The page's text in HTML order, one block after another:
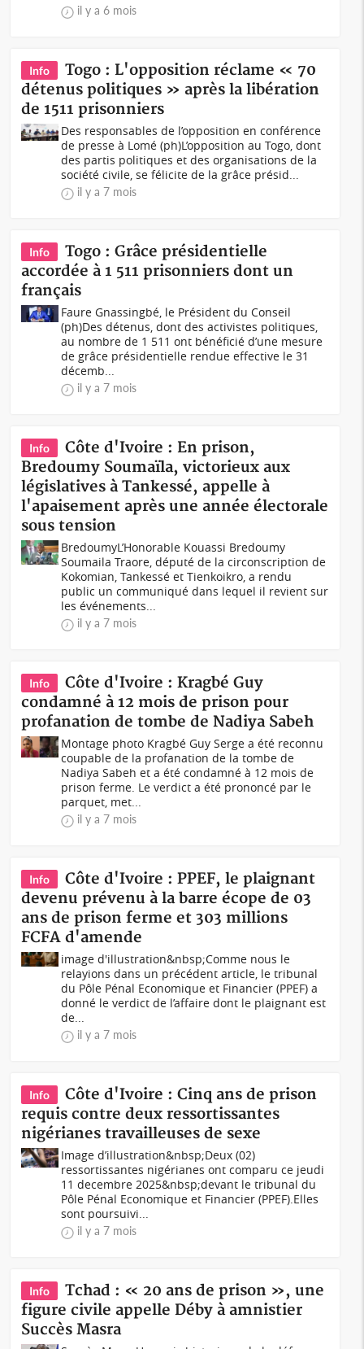
il y a 6 mois
Info
Togo : L'opposition réclame « 70
détenus politiques » après la libération
de 1511 prisonniers
Des responsables de l’opposition en conférence
de presse à Lomé (ph)L’opposition au Togo, dont
des partis politiques et des organisations de la
société civile, se félicite de la grâce présid...
il y a 7 mois
Info
Togo : Grâce présidentielle
accordée à 1 511 prisonniers dont un
français
Faure Gnassingbé, le Président du Conseil
(ph)Des détenus, dont des activistes politiques,
au nombre de 1 511 ont bénéficié d’une mesure
de grâce présidentielle rendue effective le 31
décemb...
il y a 7 mois
Info
Côte d'Ivoire : En prison,
Bredoumy Soumaïla, victorieux aux
législatives à Tankessé, appelle à
l'apaisement après une année électorale
sous tension
BredoumyL’Honorable Kouassi Bredoumy
Soumaila Traore, député de la circonscription de
Kokomian, Tankessé et Tienkoikro, a rendu
public un communiqué dans lequel il revient sur
les événements...
il y a 7 mois
Info
Côte d'Ivoire : Kragbé Guy
condamné à 12 mois de prison pour
profanation de tombe de Nadiya Sabeh
Montage photo Kragbé Guy Serge a été reconnu
coupable de la profanation de la tombe de
Nadiya Sabeh et a été condamné à 12 mois de
prison ferme. Le verdict a été prononcé par le
parquet, met...
il y a 7 mois
Info
Côte d'Ivoire : PPEF, le plaignant
devenu prévenu à la barre écope de 03
ans de prison ferme et 303 millions
FCFA d'amende
image d'illustration&nbsp;Comme nous le
relayions dans un précédent article, le tribunal
du Pôle Pénal Economique et Financier (PPEF) a
donné le verdict de l’affaire dont le plaignant est
de...
il y a 7 mois
Info
Côte d'Ivoire : Cinq ans de prison
requis contre deux ressortissantes
nigérianes travailleuses de sexe
Image d’illustration&nbsp;Deux (02)
ressortissantes nigérianes ont comparu ce jeudi
11 decembre 2025&nbsp;devant le tribunal du
Pôle Pénal Economique et Financier (PPEF).Elles
sont poursuivi...
il y a 7 mois
Info
Tchad : « 20 ans de prison », une
figure civile appelle Déby à amnistier
Succès Masra